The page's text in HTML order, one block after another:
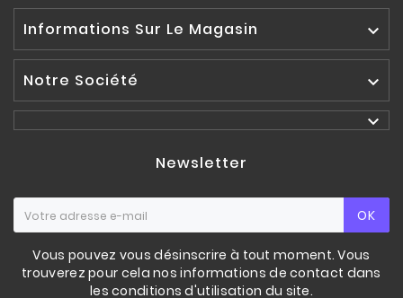
Informations Sur Le Magasin 
Notre Société


Newsletter
OK
Vous pouvez vous désinscrire à tout moment. Vous
trouverez pour cela nos informations de contact dans
les conditions d'utilisation du site.